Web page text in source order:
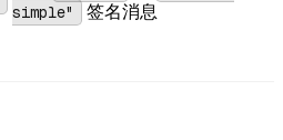
simple"
签名消息